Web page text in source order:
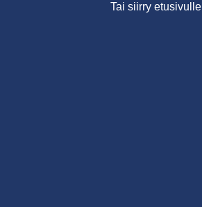
Tai siirry etusivulle